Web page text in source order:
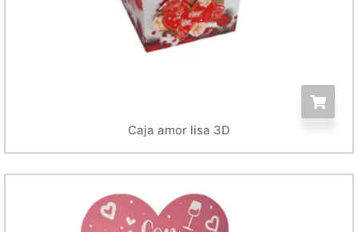
Caja amor lisa 3D